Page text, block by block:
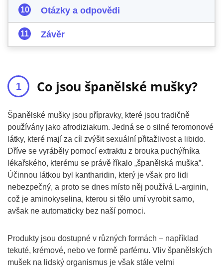
Otázky a odpovědi
Závěr
Co jsou španělské mušky?
Španělské mušky jsou přípravky, které jsou tradičně
používány jako afrodiziakum. Jedná se o silné feromonové
látky, které mají za cíl zvýšit sexuální přitažlivost a libido.
Dříve se vyráběly pomocí extraktu z brouka puchýřníka
lékařského, kterému se právě říkalo „španělská muška”.
Účinnou látkou byl kantharidin, který je však pro lidi
nebezpečný, a proto se dnes místo něj používá L-arginin,
což je aminokyselina, kterou si tělo umí vyrobit samo,
avšak ne automaticky bez naší pomoci.
Produkty jsou dostupné v různých formách – například
tekuté, krémové, nebo ve formě parfému. Vliv španělských
mušek na lidský organismus je však stále velmi